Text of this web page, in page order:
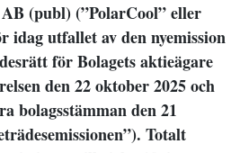
(publ) (”PolarCool” eller
idag utfallet av den nyemission
för Bolagets aktieägare
den 22 oktober 2025 och
bolagsstämman den 21
Totalt